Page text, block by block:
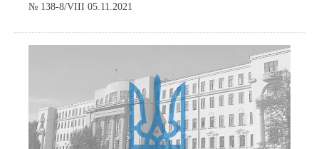
№ 138-8/VIII 05.11.2021